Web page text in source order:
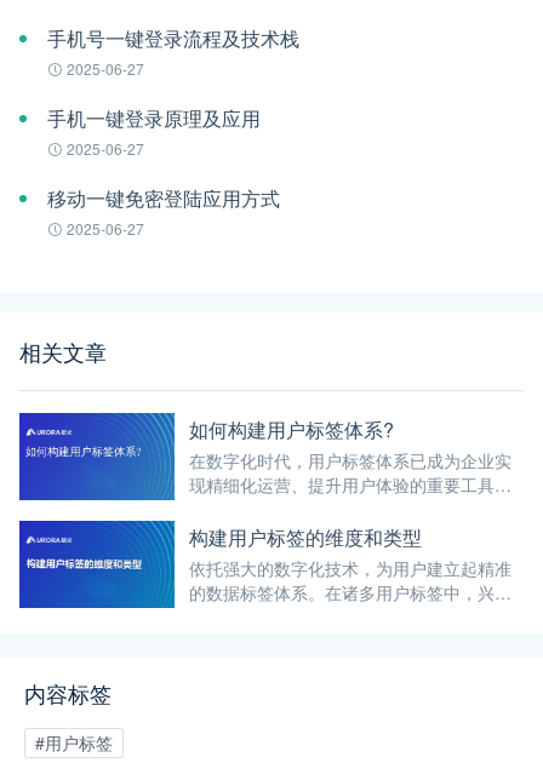
手机号一键登录流程及技术栈
2025-06-27
手机一键登录原理及应用
2025-06-27
移动一键免密登陆应用方式
2025-06-27
相关文章
如何构建用户标签体系?
在数字化时代，用户标签体系已成为企业实
现精细化运营、提升用户体验的重要工具。
用户行为、需求与偏好，进而制定更精准的
营销策略和产品改进方案。
构建用户标签的维度和类型
依托强大的数字化技术，为用户建立起精准
的数据标签体系。在诸多用户标签中，兴趣
内容标签
#用户标签